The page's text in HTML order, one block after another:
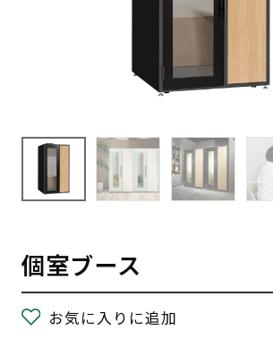
個室ブース
お気に入りに追加